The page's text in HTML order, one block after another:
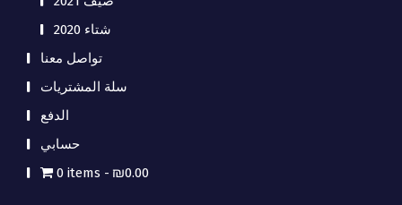
شتاء 2020
تواصل معنا
سلة المشتريات
الدفع
حسابي
0 items
₪0.00